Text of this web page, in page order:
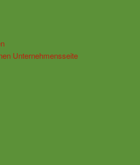
Unternehmensseite